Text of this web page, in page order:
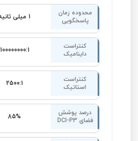
محدوده زمان
پاسخگویی
1 میلی ثانیه
کنتراست
داینامیک
100000000:1
کنتراست
استاتیک
2500:1
درصد پوشش
فضای DCI-P3
85%